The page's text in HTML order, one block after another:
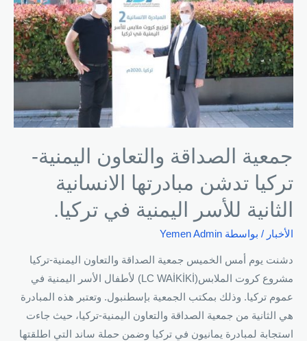
جمعية الصداقة والتعاون اليمنية-
تركيا تدشن مبادرتها الانسانية
الثانية للأسر اليمنية في تركيا.
الأخبار / بواسطة Yemen Admin
دشنت يوم أمس الخميس جمعية الصداقة والتعاون اليمنية-تركيا
مشروع كروت الملابس(LC WAİKİKİ) لأطفال الأسر اليمنية في
عموم تركيا. وذلك بمكتب الجمعية بإسطنبول. وتعتبر هذه المبادرة
هي الثانية من جمعية الصداقة والتعاون اليمنية-تركيا، حيث جاءت
استجابة لمبادرة يمانيون في تركيا وضمن حملة ساند التي اطلقتها